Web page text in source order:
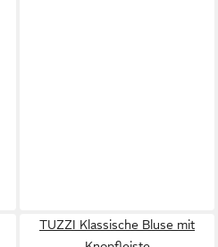
TUZZI Klassische Bluse mit